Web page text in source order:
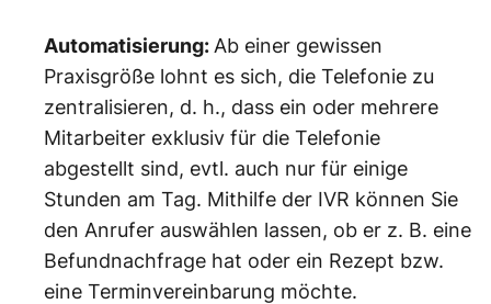
Automatisierung: Ab einer gewissen
Praxisgröße lohnt es sich, die Telefonie zu
zentralisieren, d. h., dass ein oder mehrere
Mitarbeiter exklusiv für die Telefonie
abgestellt sind, evtl. auch nur für einige
Stunden am Tag. Mithilfe der IVR können Sie
den Anrufer auswählen lassen, ob er z. B. eine
Befundnachfrage hat oder ein Rezept bzw.
eine Terminvereinbarung möchte.